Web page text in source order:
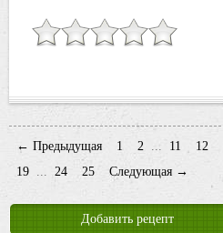
← Предыдущая 1 2 ... 11 12
19
24 25 Следующая →
Добавить рецепт